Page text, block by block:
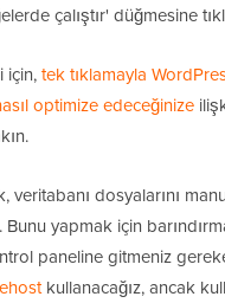
çalıştır' düğmesine
için,tek tıklamayla
optimize edeceğinize
veritabanı dosyalarını
Bunu yapmak için
paneline gitmeniz
kullanacağız, ancak